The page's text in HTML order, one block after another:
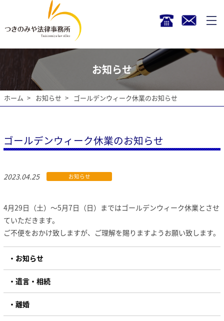
お知らせ
ホーム お知らせ ゴールデンウィーク休業のお知らせ
ゴールデンウィーク休業のお知らせ
2023.04.25 お知らせ
4月29日（土）～5月7日（日）まではゴールデンウィーク休業とさせ
ていただきます。
ご不便をおかけ致しますが、ご理解を賜りますようお願い致します。
お知らせ
遺言・相続
離婚